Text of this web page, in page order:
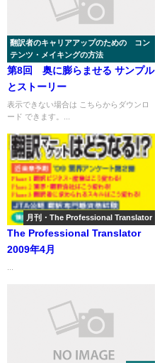
翻訳者のキャリアアップのための コン
テンツ・メイキングの方法
第8回 奥に膨らませる サンプル
とストーリー
表示できない場合は こちらからダウンロ
ード できます。...
月刊・The Professional Translator
The Professional Translator
2009年4月